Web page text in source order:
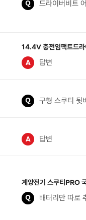
드라이버비트
14.4V 충전임팩트드라
답변
구형 스쿠티 뒷
답변
계양전기 스쿠티PRO
배터리만 따로